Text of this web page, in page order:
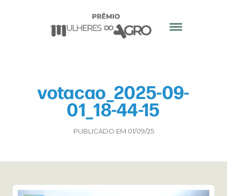
votacao_2025-09-
01_18-44-15
PUBLICADO EM 01/09/25